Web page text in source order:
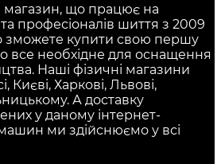
що працює на
професіоналів шиття з 2009
зможете купити свою першу
необхідне для оснащення
Наші фізичні магазини
Києві, Харкові, Львові,
А доставку
у даному інтернет-
ми здійснюємо у всі